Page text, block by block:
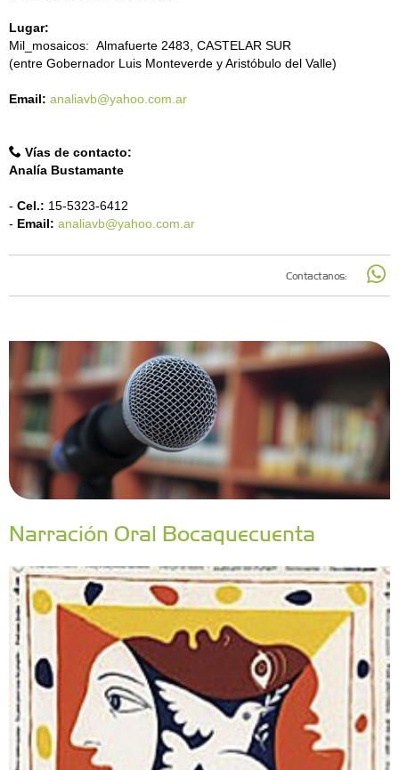
Lugar:
Mil_mosaicos: Almafuerte 2483, CASTELAR SUR
(entre Gobernador Luis Monteverde y Aristóbulo del Valle)
Email: analiavb@yahoo.com.ar
Vías de contacto:
Analía Bustamante
- Cel.: 15-5323-6412
- Email: analiavb@yahoo.com.ar
Contactanos:
Narración Oral Bocaquecuenta